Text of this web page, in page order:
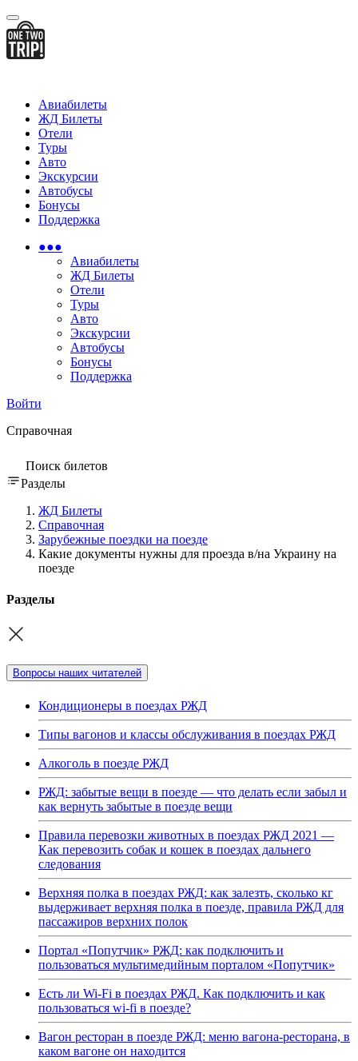
Авиабилеты
ЖД Билеты
Отели
Туры
Авто
Экскурсии
Автобусы
Бонусы
Поддержка
●●●
Авиабилеты
ЖД Билеты
Отели
Туры
Авто
Экскурсии
Автобусы
Бонусы
Поддержка
Войти
Справочная
Поиск билетов
Разделы
ЖД Билеты
Справочная
Зарубежные поездки на поезде
Какие документы нужны для проезда в/на Украину на
поезде
Разделы
Вопросы наших читателей
Кондиционеры в поездах РЖД
Типы вагонов и классы обслуживания в поездах РЖД
Алкоголь в поезде РЖД
РЖД: забытые вещи в поезде — что делать если забыл и
как вернуть забытые в поезде вещи
Правила перевозки животных в поездах РЖД 2021 —
Как перевозить собак и кошек в поездах дальнего
следования
Верхняя полка в поездах РЖД: как залезть, сколько кг
выдерживает верхняя полка в поезде, правила РЖД для
пассажиров верхних полок
Портал «Попутчик» РЖД: как подключить и
пользоваться мультимедийным порталом «Попутчик»
Есть ли Wi-Fi в поездах РЖД. Как подключить и как
пользоваться wi-fi в поезде?
Вагон ресторан в поезде РЖД: меню вагона-ресторана, в
каком вагоне он находится